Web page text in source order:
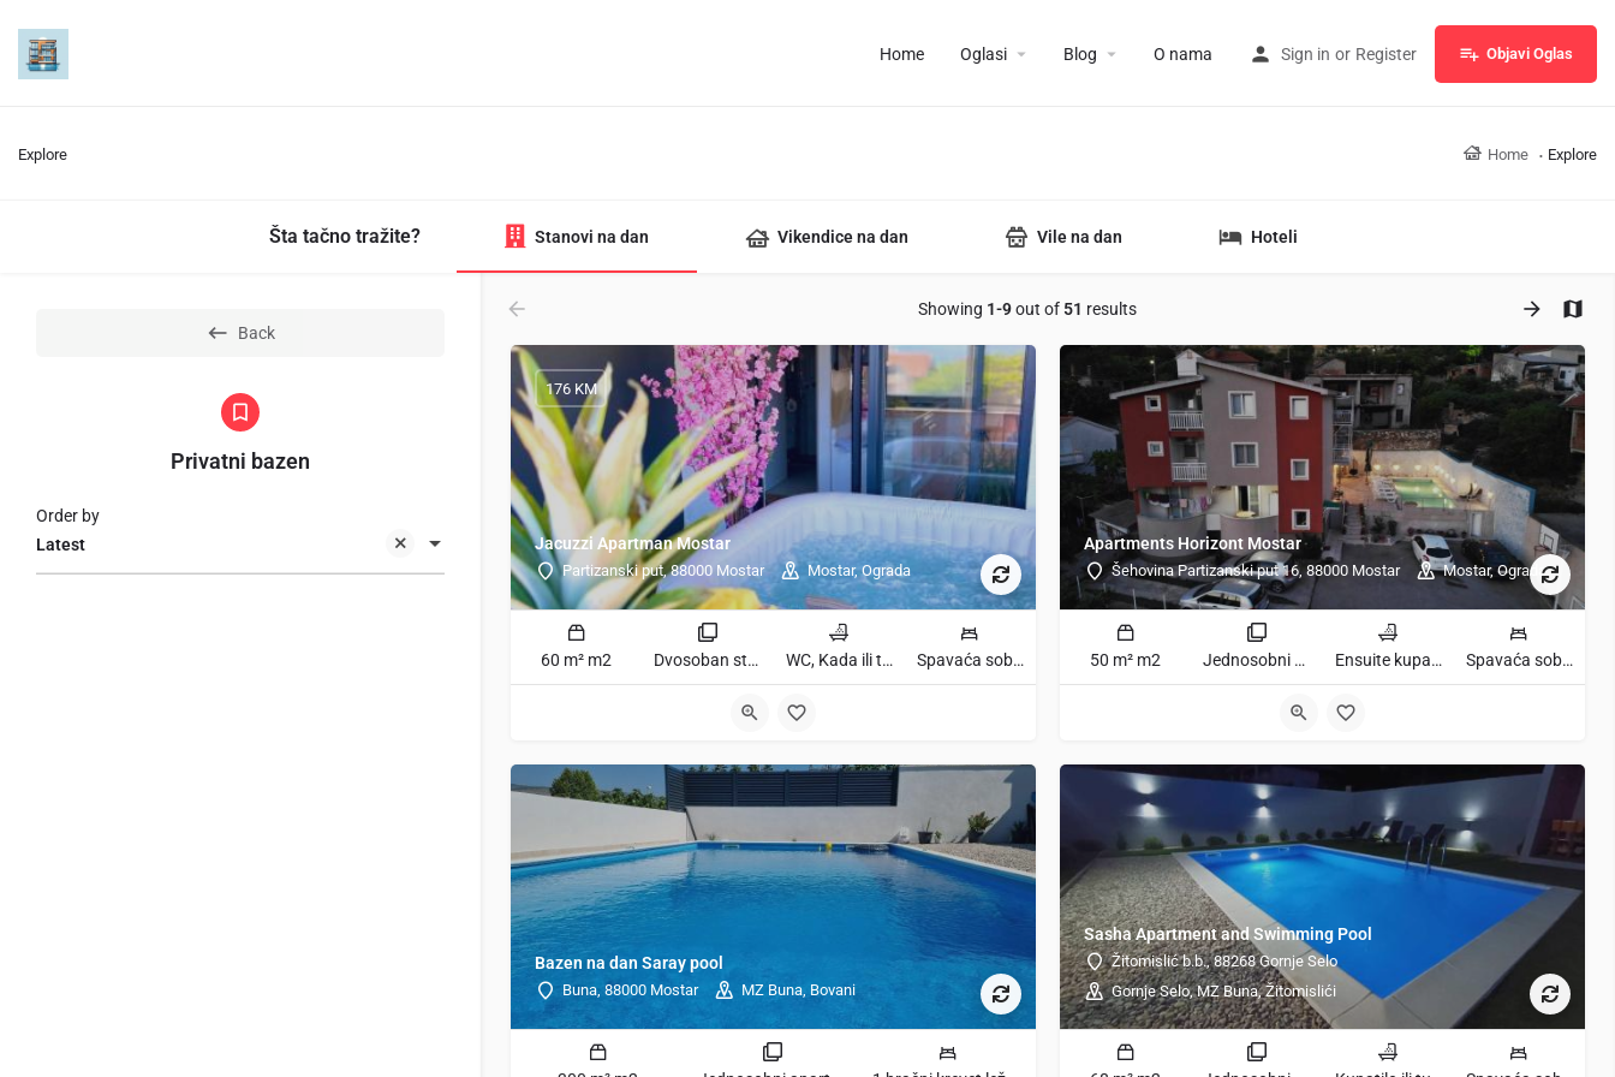
Home Oglasi Blog O nama Sign in or Register Objavi Oglas
Explore Home Explore
Šta tačno tražite? Stanovi na dan Vikendice na dan Vile na dan Hoteli
Back
Privatni bazen
Latest
Order by
Showing 1-9out of 51 results
Jacuzzi Apartman Mostar
Partizanski put, 88000 Mostar Mostar, Ograda
176 KM
60 m² m2 Dvosoban stan sobe WC, Kada ili tuš kupatila Spavaća soba 1: 1 kauč na razvlačenje | Spavaća soba 2: 1 veliki bračni krevet ležaja
Apartments Horizont Mostar
Šehovina Partizanski put 16, 88000 Mostar Mostar, Ograda
50 m² m2 Jednosobni apartman sobe Ensuite kupaonica, Kupatilo ili tuš kupatila Spavaća soba 1: 1 ekstra veliki bračni krevet | Dnevni boravak: 1 kauč na razvlačenje | Spavaća soba 1: 1 veliki bračni krevet ležaja
Bazen na dan Saray pool
Buna, 88000 Mostar MZ Buna, Bovani
Sasha Apartment and Swimming Pool
Žitomislić b.b., 88268 Gornje Selo
Gornje Selo, MZ Buna, Žitomislići